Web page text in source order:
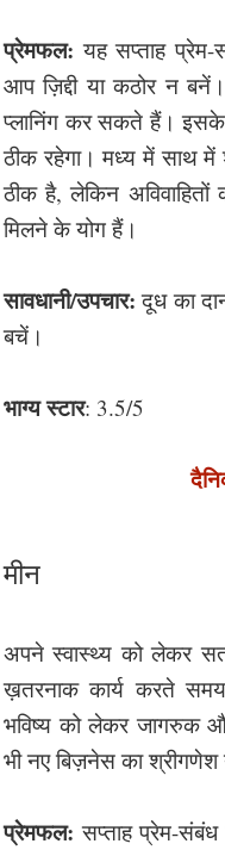
प्रेमफल:यह सप्ताह प्रेम-
आप ज़िद्दी या कठोर न
प्लानिंग कर सकते हैं। इसके
ठीक रहेगा। मध्य में साथ में
ठीक है, लेकिन
मिलने के योग हैं।
सावधानी/उपचार: दूध का
बचें।
भाग्य स्टार: 3.5/5
मीन
अपने स्वास्थ्य को लेकर
ख़तरनाक कार्य करते
भविष्य को लेकर जागरुक
भी नए बिज़नेस का
प्रेमफल: सप्ताह प्रेम-